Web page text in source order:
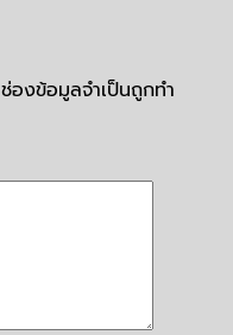
ช่องข้อมูลจำเป็นถูกทำ